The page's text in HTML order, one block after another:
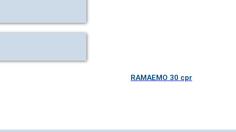
RAMAEMO 30 cpr